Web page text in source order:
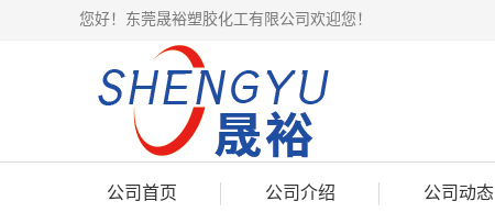
您好！东莞晟裕塑胶化工有限公司欢迎您！
公司首页 公司介绍 公司动态